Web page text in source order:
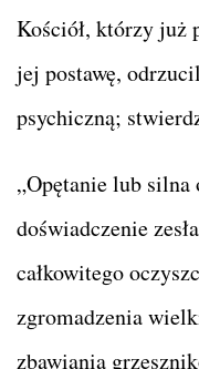
Kościół, którzy
jej postawę,
psychiczną;
„Opętanie lub silna
doświadczenie
całkowitego
zgromadzenia
zbawiania